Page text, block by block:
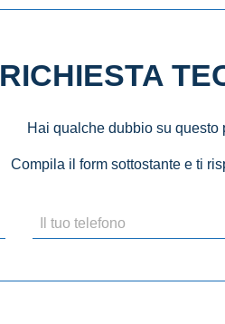
RICHIESTA
Hai qualche dubbio su questo
Compila il form sottostante e ti